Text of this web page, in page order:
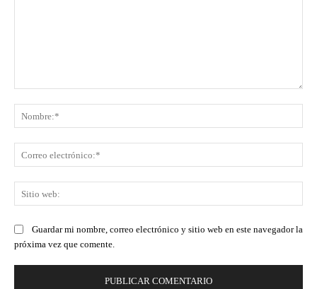
Guardar mi nombre, correo electrónico y sitio web en este navegador la
próxima vez que comente.